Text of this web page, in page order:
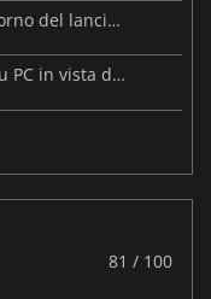
Stellar Blade infrange i record nel giorno del lancio su PC
Potete provare subito Stellar Blade su PC in vista del lancio di giugno.
81 / 100